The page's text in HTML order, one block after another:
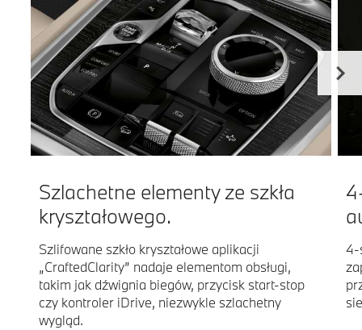
Szlachetne elementy ze szkła
kryształowego.
Szlifowane szkło kryształowe aplikacji
„CraftedClarity” nadaje elementom obsługi,
takim jak dźwignia biegów, przycisk start-stop
czy kontroler iDrive, niezwykle szlachetny
wygląd.
4-